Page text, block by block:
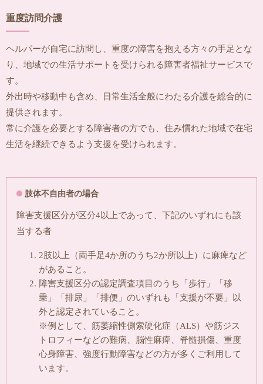
重度訪問介護
ヘルパーが自宅に訪問し、重度の障害を抱える方々の手足とな
り、地域での生活サポートを受けられる障害者福祉サービスで
す。
外出時や移動中も含め、日常生活全般にわたる介護を総合的に
提供されます。
常に介護を必要とする障害者の方でも、住み慣れた地域で在宅
生活を継続できるよう支援を受けられます。
肢体不自由者の場合
障害支援区分が区分4以上であって、下記のいずれにも該
当する者
2肢以上（両手足4か所のうち2か所以上）に麻痺など
があること。
障害支援区分の認定調査項目のうち「歩行」「移
乗」「排尿」「排便」のいずれも「支援が不要」以
外と認定されていること。
※例として、筋萎縮性側索硬化症（ALS）や筋ジス
トロフィーなどの難病、脳性麻痺、脊髄損傷、重度
心身障害、強度行動障害などの方が多くご利用して
います。